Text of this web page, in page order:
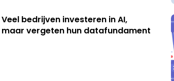
Veel bedrijven investeren in AI,
maar vergeten hun datafundament